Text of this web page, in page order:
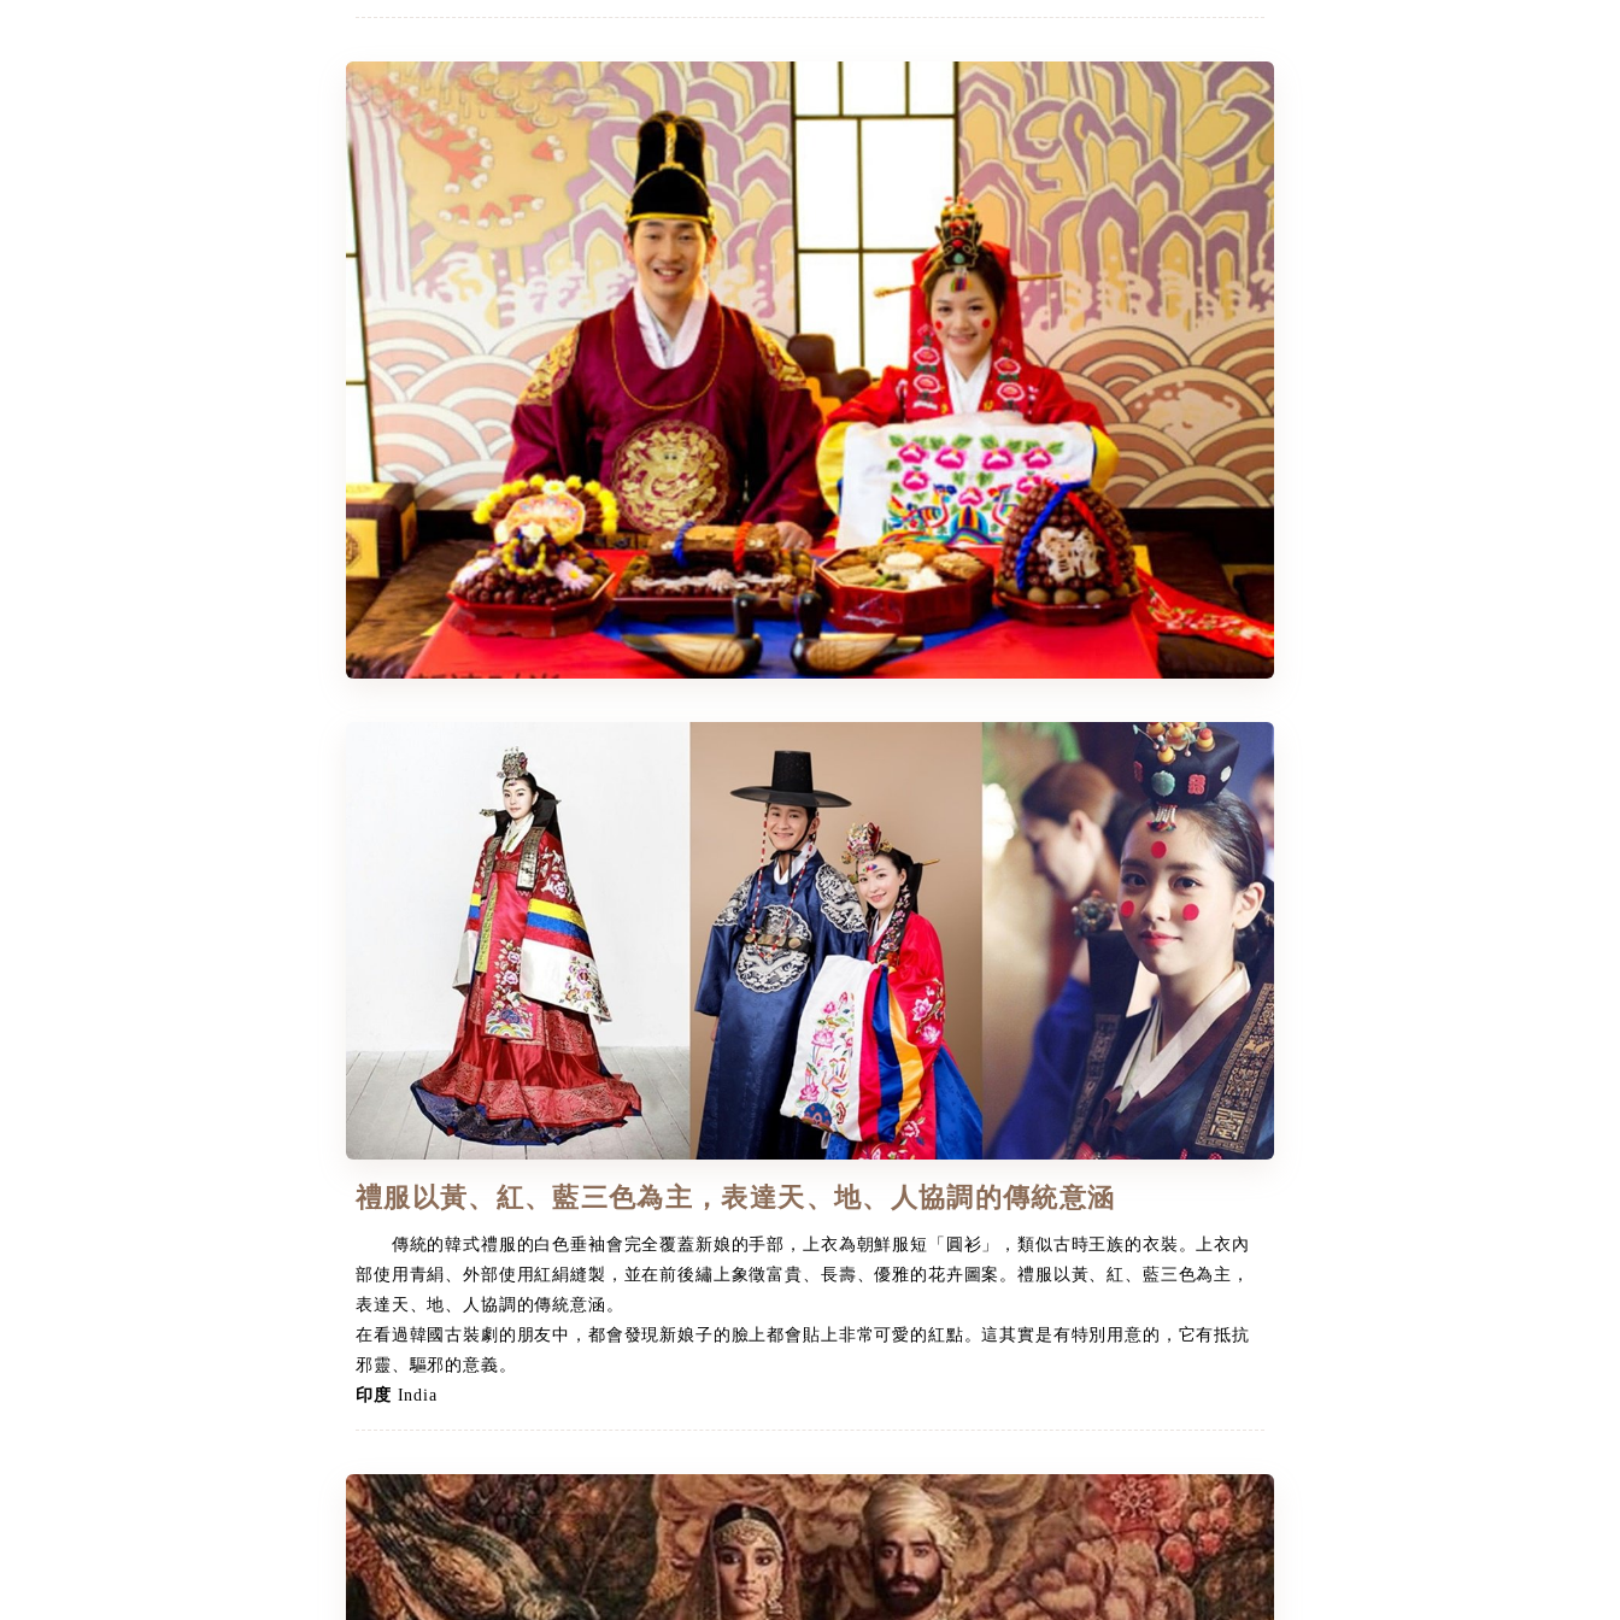
禮服以黃、紅、藍三色為主，表達天、地、人協調的傳統意涵
傳統的韓式禮服的白色垂袖會完全覆蓋新娘的手部，上衣為朝鮮服短「圓衫」，類似古時王族的衣裝。上衣內
部使用青絹、外部使用紅絹縫製，並在前後繡上象徵富貴、長壽、優雅的花卉圖案。禮服以黃、紅、藍三色為主，
表達天、地、人協調的傳統意涵。
在看過韓國古裝劇的朋友中，都會發現新娘子的臉上都會貼上非常可愛的紅點。這其實是有特別用意的，它有抵抗
邪靈、驅邪的意義。
印度 India